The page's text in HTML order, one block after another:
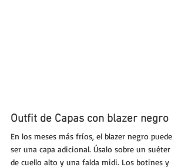
Outfit de Capas con blazer negro
En los meses más fríos, el blazer negro puede
ser una capa adicional. Úsalo sobre un suéter
de cuello alto y una falda midi. Los botines y